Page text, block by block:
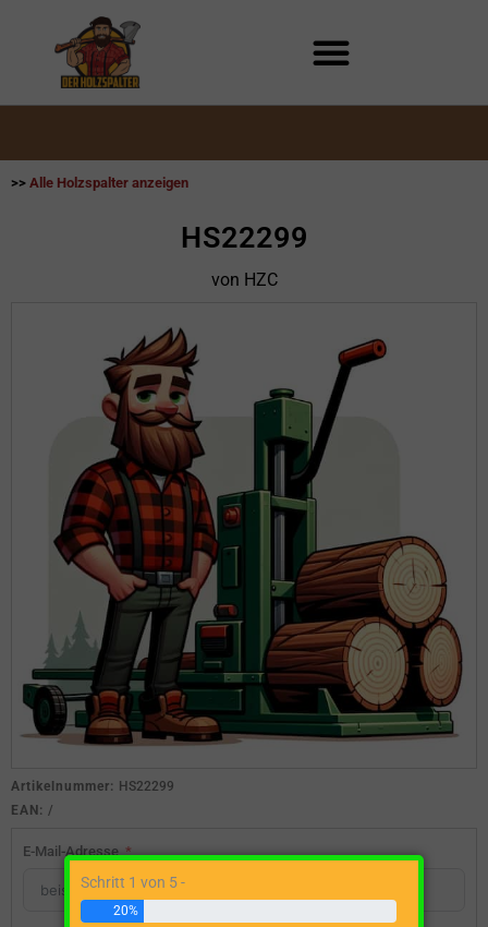
>> Alle Holzspalter anzeigen
HS22299
von HZC
Artikelnummer: HS22299
EAN: /
E-Mail-Adresse
Schritt 1 von 5 -
20%